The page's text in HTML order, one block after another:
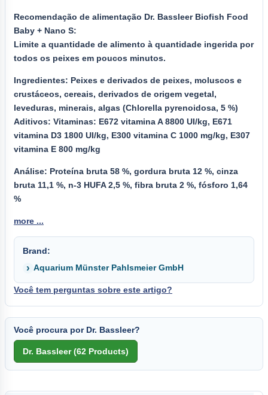
Recomendação de alimentação Dr. Bassleer Biofish Food
Baby + Nano S:
Limite a quantidade de alimento à quantidade ingerida por
todos os peixes em poucos minutos.
Ingredientes: Peixes e derivados de peixes, moluscos e
crustáceos, cereais, derivados de origem vegetal,
leveduras, minerais, algas (Chlorella pyrenoidosa, 5 %)
Aditivos: Vitaminas: E672 vitamina A 8800 UI/kg, E671
vitamina D3 1800 UI/kg, E300 vitamina C 1000 mg/kg, E307
vitamina E 800 mg/kg
Análise: Proteína bruta 58 %, gordura bruta 12 %, cinza
bruta 11,1 %, n-3 HUFA 2,5 %, fibra bruta 2 %, fósforo 1,64
%
more ...
Brand:
Aquarium Münster Pahlsmeier GmbH
Você tem perguntas sobre este artigo?
Você procura por Dr. Bassleer?